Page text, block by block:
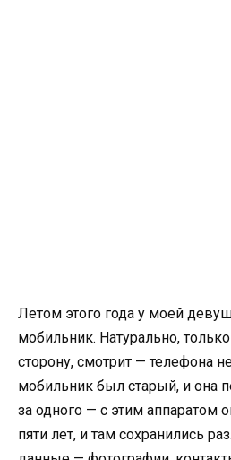
Летом этого года у моей
мобильник. Натурально,
сторону, смотрит — телефона
мобильник был старый, и она
за одного — с этим аппаратом
пяти лет, и там сохранились